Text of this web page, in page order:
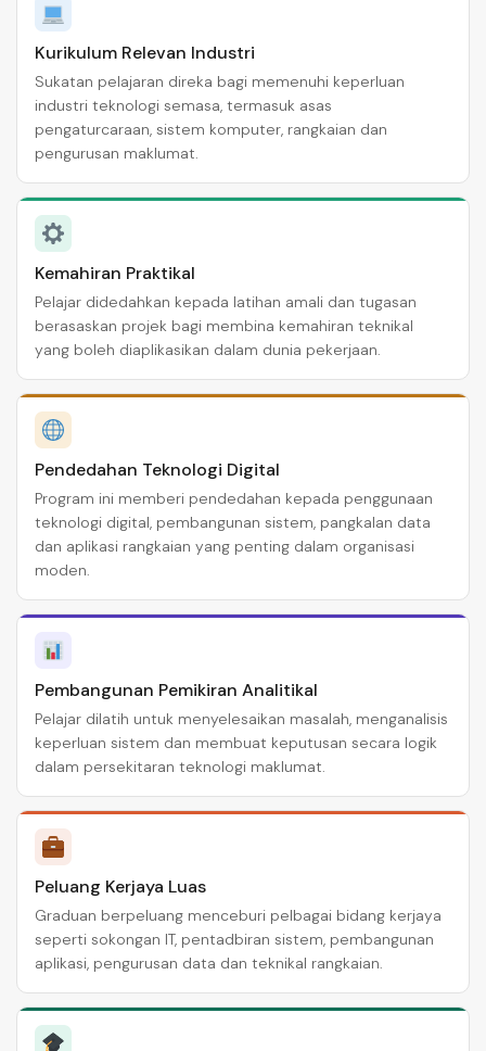
Kurikulum Relevan Industri
Sukatan pelajaran direka bagi memenuhi keperluan
industri teknologi semasa, termasuk asas
pengaturcaraan, sistem komputer, rangkaian dan
pengurusan maklumat.
Kemahiran Praktikal
Pelajar didedahkan kepada latihan amali dan tugasan
berasaskan projek bagi membina kemahiran teknikal
yang boleh diaplikasikan dalam dunia pekerjaan.
Pendedahan Teknologi Digital
Program ini memberi pendedahan kepada penggunaan
teknologi digital, pembangunan sistem, pangkalan data
dan aplikasi rangkaian yang penting dalam organisasi
moden.
Pembangunan Pemikiran Analitikal
Pelajar dilatih untuk menyelesaikan masalah, menganalisis
keperluan sistem dan membuat keputusan secara logik
dalam persekitaran teknologi maklumat.
Peluang Kerjaya Luas
Graduan berpeluang menceburi pelbagai bidang kerjaya
seperti sokongan IT, pentadbiran sistem, pembangunan
aplikasi, pengurusan data dan teknikal rangkaian.